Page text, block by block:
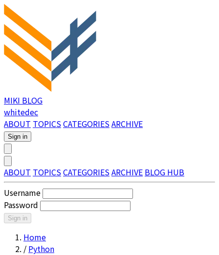
MIKI BLOG
whitedec
ABOUT TOPICSCATEGORIESARCHIVE
Sign in
ABOUT TOPICSCATEGORIESARCHIVE BLOG HUB
Username
Password
Sign in
Home
/ Python